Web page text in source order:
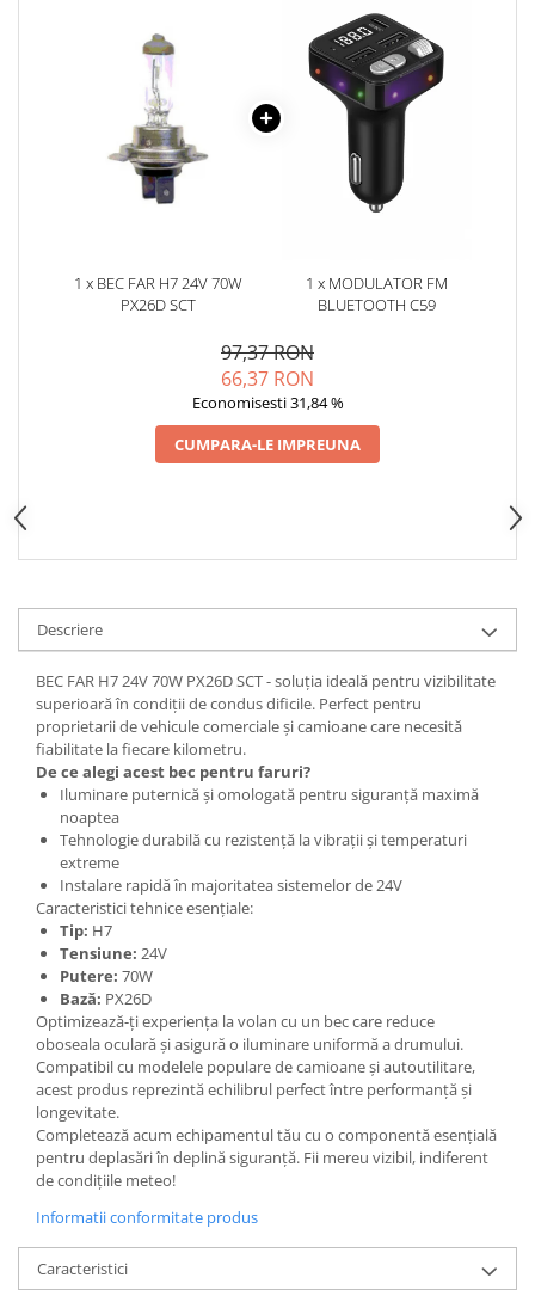
Pompa Spalator Parbriz
Accesorii Camioane
Lampi si Proiectoare Camion
Marcaje si Echipamente de
Accesorii Cabina Camion
Echipamente ADR si Utilitare
Aditivi Ulei Motor
Aditivi DPF, Sistem Racire si
Antigel
Spray Curatare Frane
Lubrifianti si Spray-uri de Curatare
Vopsitorie, Chituri si Adezivi
Curatare si Detailing Exterior
Articole Auto Sezoniere
Produse de Iarna
Cabluri Pornire
Produse de Vara
Blog
1 x BEC FAR H7 24V 70W
PX26D SCT
1 x MODULATOR FM
BLUETOOTH C59
97,37 RON
66,37 RON
Economisesti 31,84 %
CUMPARA-LE IMPREUNA
Descriere
BEC FAR H7 24V 70W PX26D SCT - soluția ideală pentru vizibilitate
superioară în condiții de condus dificile. Perfect pentru
proprietarii de vehicule comerciale și camioane care necesită
fiabilitate la fiecare kilometru.
De ce alegi acest bec pentru faruri?
Iluminare puternică și omologată pentru siguranță maximă
noaptea
Tehnologie durabilă cu rezistență la vibrații și temperaturi
extreme
Instalare rapidă în majoritatea sistemelor de 24V
Caracteristici tehnice esențiale:
Tip: H7
Tensiune: 24V
Putere: 70W
Bază: PX26D
Optimizează-ți experiența la volan cu un bec care reduce
oboseala oculară și asigură o iluminare uniformă a drumului.
Compatibil cu modelele populare de camioane și autoutilitare,
acest produs reprezintă echilibrul perfect între performanță și
longevitate.
Completează acum echipamentul tău cu o componentă esențială
pentru deplasări în deplină siguranță. Fii mereu vizibil, indiferent
de condițiile meteo!
Informatii conformitate produs
Caracteristici